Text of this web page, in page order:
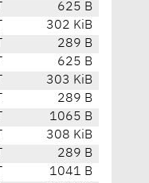
625 B
302 KiB
289 B
625 B
303 KiB
289 B
1065 B
308 KiB
289 B
1041 B